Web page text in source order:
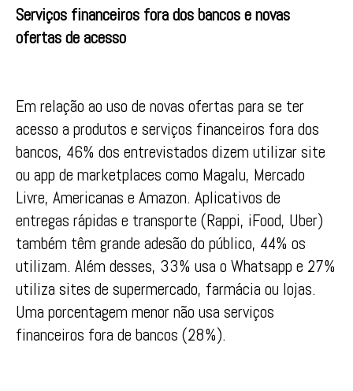
Serviços financeiros fora dos bancos e novas
ofertas de acesso
Em relação ao uso de novas ofertas para se ter
acesso a produtos e serviços financeiros fora dos
bancos, 46% dos entrevistados dizem utilizar site
ou app de marketplaces como Magalu, Mercado
Livre, Americanas e Amazon. Aplicativos de
entregas rápidas e transporte (Rappi, iFood, Uber)
também têm grande adesão do público, 44% os
utilizam. Além desses, 33% usa o Whatsapp e 27%
utiliza sites de supermercado, farmácia ou lojas.
Uma porcentagem menor não usa serviços
financeiros fora de bancos (28%).